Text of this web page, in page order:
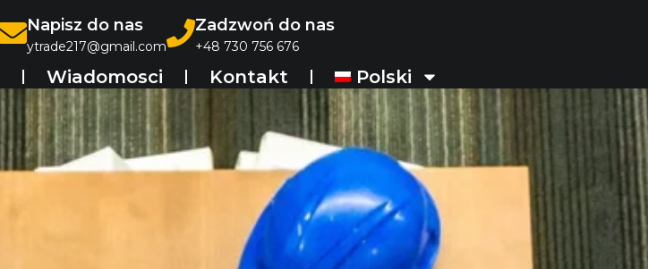
Napisz do nas
ytrade217@gmail.com
Zadzwoń do nas
+48 730 756 676
Wiadomosci Kontakt Polski